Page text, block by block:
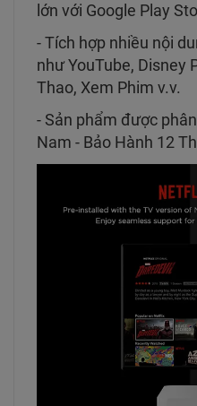
lớn với Google Play
- Tích hợp nhiều nội
như YouTube, Disney
Thao, Xem Phim v.v.
- Sản phẩm được
Nam - Bảo Hành 12